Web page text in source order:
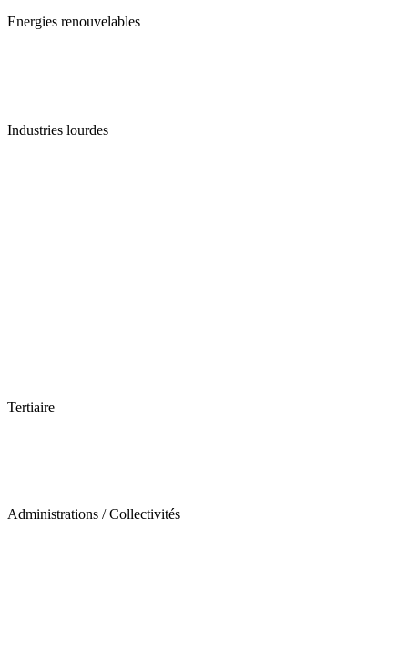
Energies renouvelables
Industries lourdes
Tertiaire
Administrations / Collectivités